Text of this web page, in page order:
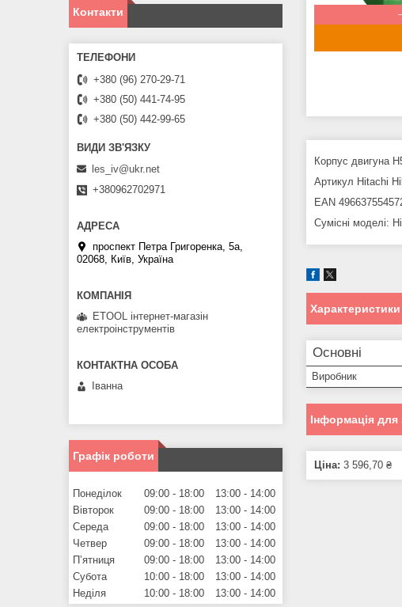
Корпус двигуна
Артикул Hitachi
EAN
Сумісні моделі:
Характеристики
Основні
Виробник
Інформація
Ціна: 3 596,70 ₴
Контакти
+380 (96) 270-29-71
+380 (50) 441-74-95
+380 (50) 442-99-65
les_iv@ukr.net
+380962702971
проспект Петра Григоренка, 5а,
02068, Київ, Україна
ETOOL інтернет-магазін
електроінструментів
Іванна
Графік роботи
Понеділок 09:00 18:00 13:00
14:00
Вівторок
09:00 18:00 13:00
14:00
Середа
09:00 18:00 13:00
14:00
Четвер
09:00 18:00 13:00
14:00
Пʼятниця
09:00 18:00 13:00
14:00
Субота
10:00 18:00 13:00
14:00
Неділя
10:00 18:00 13:00 14:00